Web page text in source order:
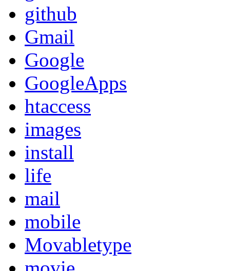
github
Gmail
Google
GoogleApps
htaccess
images
install
life
mail
mobile
Movabletype